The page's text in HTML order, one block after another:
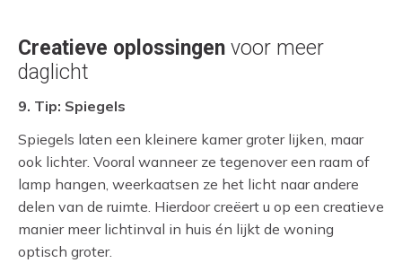
Creatieve oplossingen voor meer
daglicht
9. Tip: Spiegels
Spiegels laten een kleinere kamer groter lijken, maar
ook lichter. Vooral wanneer ze tegenover een raam of
lamp hangen, weerkaatsen ze het licht naar andere
delen van de ruimte. Hierdoor creëert u op een creatieve
manier meer lichtinval in huis én lijkt de woning
optisch groter.